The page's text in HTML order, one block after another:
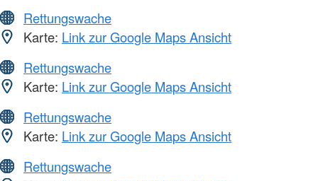
Rettungswache
Karte: Link zur Google Maps Ansicht
Rettungswache
Karte: Link zur Google Maps Ansicht
Rettungswache
Karte: Link zur Google Maps Ansicht
Rettungswache